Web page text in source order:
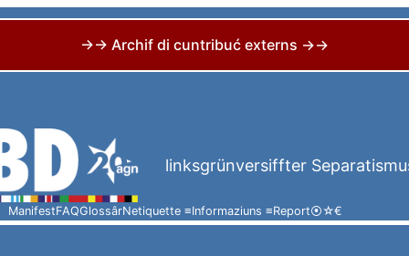
→→ Archif di cuntribuć externs →→
linksgrünversiffter
ManifestFAQGlossârNetiquette ≡Informaziuns ≡Report⦿☆€